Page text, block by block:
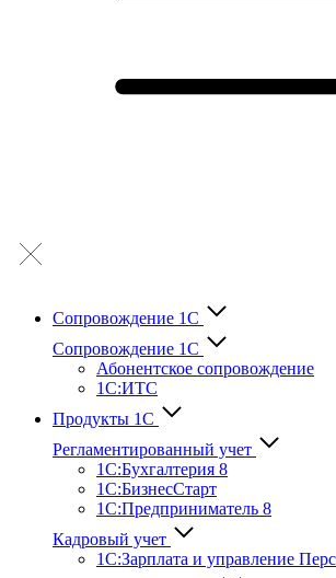
Сопровождение 1С
Сопровождение 1С
Абонентское сопровождение
1С:ИТС
Продукты 1С
Регламентированный учет
1C:Бухгалтерия 8
1С:БизнесСтарт
1C:Предприниматель 8
Кадровый учет
1С:Зарплата и управление